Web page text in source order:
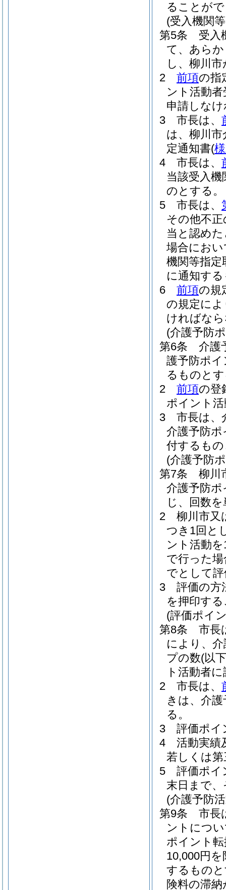
ることが
(受入機関
第5条
受入
て、あら
し、柳川
2
前項の指
ント活動
申請しな
3
市長は、
は、柳川
定通知書(
4
市長は、
当該受入
のとする。
5
市長は、
その他不
当と認め
場合にお
機関等指定
に通知す
6
前項の規
の規定に
ければな
(介護予防
第6条
介護
護予防ポ
るものと
2
前項の登
ポイント
3
市長は、
介護予防
付するも
(介護予防
第7条
柳川
介護予防
じ、回数
2
柳川市又
つき1回と
ント活動
で行った
でとして
3
評価の方
を押印す
(評価ポイ
第8条
市長
により、
プの数(以
ト活動者
2
市長は、
きは、介
る。
3
評価ポイ
4
活動実績
若しくは
5
評価ポイ
末日まで
(介護予防
第9条
市長
ントにつ
ポイント
10,000円
するもの
険料の滞